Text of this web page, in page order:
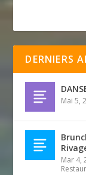
DERNIERS
Mai 5,
Mar 4,